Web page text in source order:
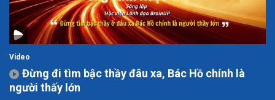
Video
Đừng đi tìm bậc thầy đâu xa, Bác Hồ chính là
người thấy lớn